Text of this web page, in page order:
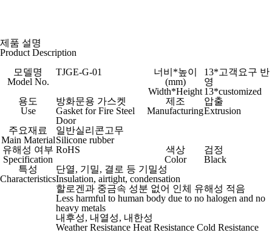
제품 설명
Product Description
모델명
Model No.
TJGE-G-01
너비*높이
(mm)
Width*Height
13*고객요구 반
영
13*customized
용도
Use
방화문용 가스켓
Gasket for Fire Steel
Door
제조
Manufacturing
압출
Extrusion
주요재료
Main Material
일반실리콘고무
Silicone rubber
유해성 여부
Specification
RoHS
색상
Color
검정
Black
특성
Characteristics
단열, 기밀, 결로 등 기밀성
Insulation, airtight, condensation
할로겐과 중금속 성분 없어 인체 유해성 적음
Less harmful to human body due to no halogen and no
heavy metals
내후성, 내열성, 내한성
Weather Resistance Heat Resistance Cold Resistance